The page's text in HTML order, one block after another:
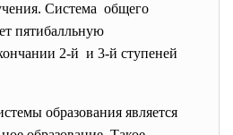
Система общего
пятибалльную
2-й и 3-й ступеней
образования является